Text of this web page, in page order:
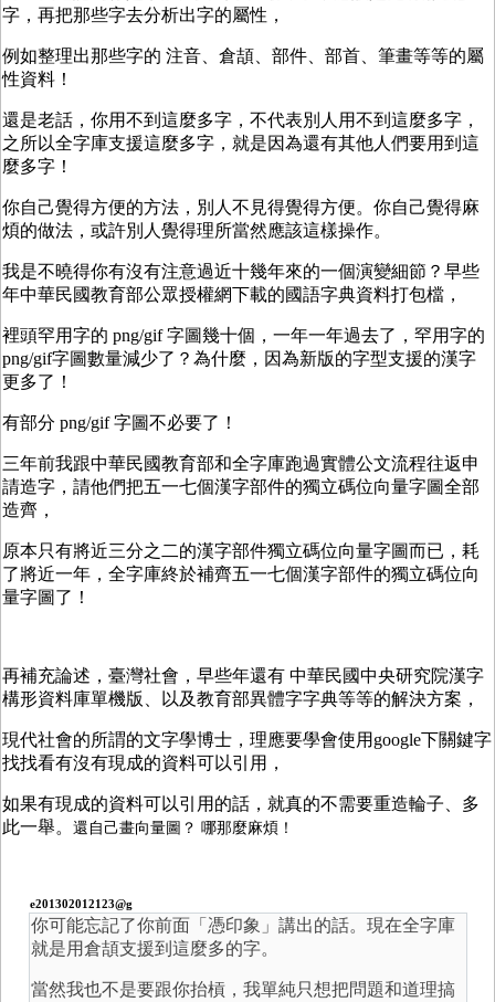
字，再把那些字去分析出字的屬性，
例如整理出那些字的 注音、倉頡、部件、部首、筆畫等等的屬
性資料！
還是老話，你用不到這麼多字，不代表別人用不到這麼多字，
之所以全字庫支援這麼多字，就是因為還有其他人們要用到這
麼多字！
你自己覺得方便的方法，別人不見得覺得方便。你自己覺得麻
煩的做法，或許別人覺得理所當然應該這樣操作。
我是不曉得你有沒有注意過近十幾年來的一個演變細節？早些
年中華民國教育部公眾授權網下載的國語字典資料打包檔，
裡頭罕用字的 png/gif 字圖幾十個，一年一年過去了，罕用字的
png/gif字圖數量減少了？為什麼，因為新版的字型支援的漢字
更多了！
有部分 png/gif 字圖不必要了！
三年前我跟中華民國教育部和全字庫跑過實體公文流程往返申
請造字，請他們把五一七個漢字部件的獨立碼位向量字圖全部
造齊，
原本只有將近三分之二的漢字部件獨立碼位向量字圖而已，耗
了將近一年，全字庫終於補齊五一七個漢字部件的獨立碼位向
量字圖了！
再補充論述，臺灣社會，早些年還有 中華民國中央研究院漢字
構形資料庫單機版、以及教育部異體字字典等等的解決方案，
現代社會的所謂的文字學博士，理應要學會使用google下關鍵字
找找看有沒有現成的資料可以引用，
如果有現成的資料可以引用的話，就真的不需要重造輪子、多
此一舉。 還自己畫向量圖？ 哪那麼麻煩！
e201302012123@g
你可能忘記了你前面「憑印象」講出的話。現在全字庫
就是用倉頡支援到這麼多的字。
當然我也不是要跟你抬槓，我單純只想把問題和道理搞